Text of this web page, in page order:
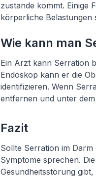
zustande kommt. Einige
körperliche Belastungen
Wie kann man
Ein Arzt kann Serration
Endoskop kann er die
identifizieren. Wenn
entfernen und unter
Fazit
Sollte Serration im
Symptome sprechen.
Gesundheitsstörung